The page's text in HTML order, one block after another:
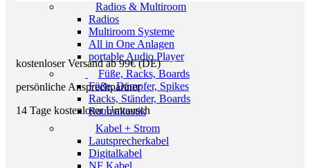
Radios & Multiroom
Radios
Multiroom Systeme
All in One Anlagen
portable Audio Player
Füße, Racks, Boards
Füße, Dämpfer, Spikes
Racks, Ständer, Boards
Raumakustik
Kabel + Strom
Lautsprecherkabel
Digitalkabel
NF Kabel
kostenloser Versand ab 99€ (DE)
persönliche Ansprechpartner
14 Tage kostenloser Umtausch